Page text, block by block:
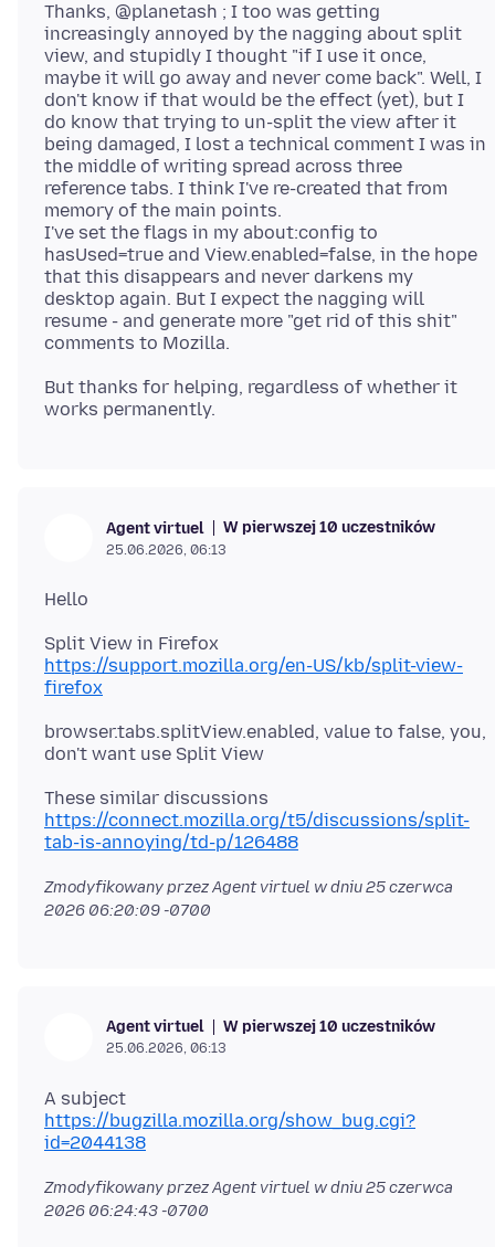
Thanks, @planetash ; I too was getting
increasingly annoyed by the nagging about split
view, and stupidly I thought "if I use it once,
maybe it will go away and never come back". Well, I
don't know if that would be the effect (yet), but I
do know that trying to un-split the view after it
being damaged, I lost a technical comment I was in
the middle of writing spread across three
reference tabs. I think I've re-created that from
memory of the main points.
I've set the flags in my about:config to
hasUsed=true and View.enabled=false, in the hope
that this disappears and never darkens my
desktop again. But I expect the nagging will
resume - and generate more "get rid of this shit"
But thanks for helping, regardless of whether it
Agent virtuel W pierwszej 10 uczestników
25.06.2026, 06:13
https://support.mozilla.org/en-US/kb/split-view-
firefox
browser.tabs.splitView.enabled, value to false, you,
https://connect.mozilla.org/t5/discussions/split-
tab-is-annoying/td-p/126488
Zmodyfikowany przez Agent virtuel w dniu25 czerwca
2026 06:20:09 -0700
Agent virtuel W pierwszej 10 uczestników
25.06.2026, 06:13
https://bugzilla.mozilla.org/show_bug.cgi?
id=2044138
Zmodyfikowany przez Agent virtuel w dniu25 czerwca
2026 06:24:43 -0700